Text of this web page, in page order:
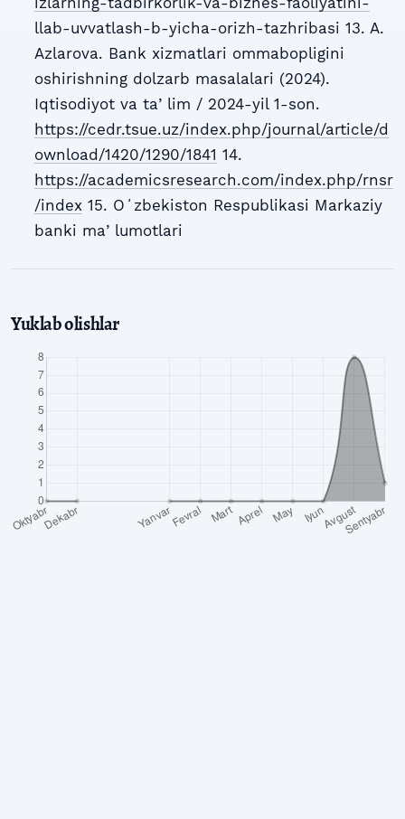
llab-uvvatlash-b-yicha-orizh-tazhribasi 13. A.
Azlarova. Bank xizmatlari ommabopligini
oshirishning dolzarb masalalari (2024).
Iqtisodiyot va taʼlim / 2024-yil 1-son.
https://cedr.tsue.uz/index.php/journal/article/d
ownload/1420/1290/1841 14.
https://academicsresearch.com/index.php/rnsr
/index15. Oʻzbekiston Respublikasi Markaziy
banki maʼlumotlari
Yuklab olishlar